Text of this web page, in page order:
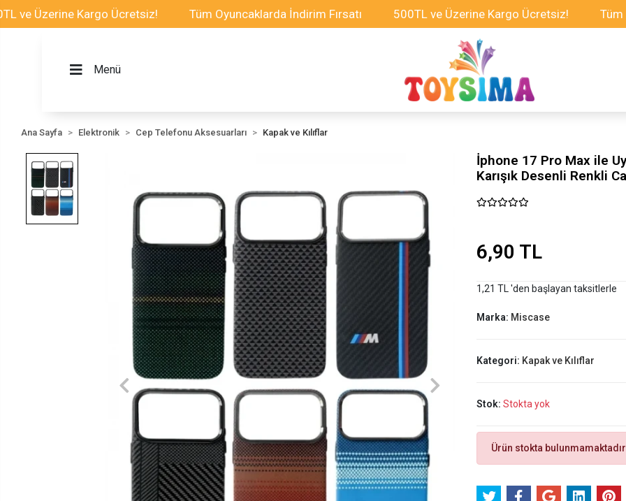
Kargo Ücretsiz! Tüm Oyuncaklarda İndirim Fırsatı 500TL ve Üzerine Kargo Ücretsiz! Tüm
Menü
Ana Sayfa Elektronik Cep Telefonu Aksesuarları Kapak ve Kılıflar
İphone 17 Pro Max ile
Karışık Desenli Renkli
6,90 TL
1,21 TL 'den başlayan taksitlerle
Marka: Miscase
Kategori: Kapak ve Kılıflar
Stok: Stokta yok
Ürün stokta